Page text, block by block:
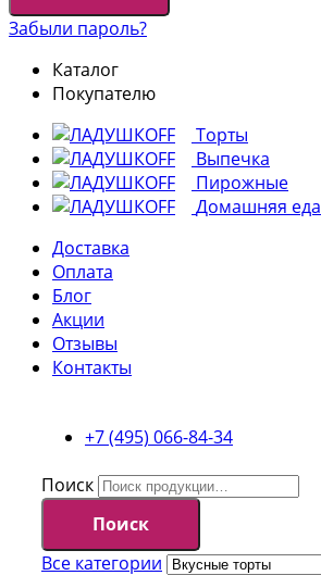
Забыли пароль?
Каталог
Покупателю
Торты
Выпечка
Пирожные
Домашняя еда
Доставка
Оплата
Блог
Акции
Отзывы
Контакты
+7 (495) 066-84-34
Поиск
Поиск
Все категории